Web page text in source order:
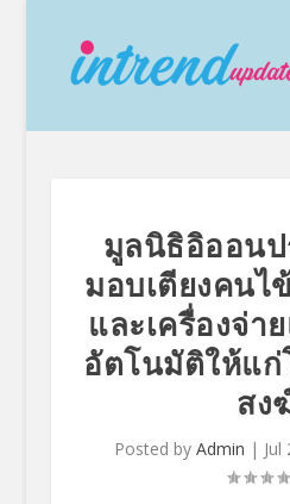
มูลนิธิอิออนป
มอบเตียงคนไ
และเครื่องจ่า
อัตโนมัติให้แก่
สง
Posted byAdmin |